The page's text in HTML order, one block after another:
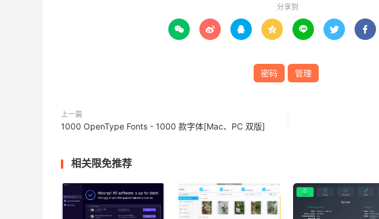
分享到
      
密码 管理
上一篇
1000 OpenType Fonts - 1000 款字体[Mac、PC 双版]
相关限免推荐